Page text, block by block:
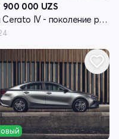
900 000 UZS
Kia Cerato IV - поколение рестайлинг